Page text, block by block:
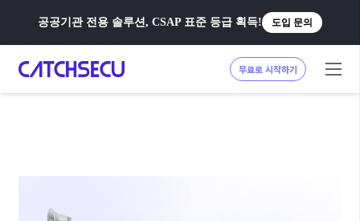
공공기관 전용 솔루션, CSAP 표준 등급 획득! 도입 문의
무료로 시작하기